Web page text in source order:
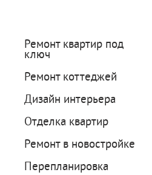
Вперед
Ремонт квартир под
ключ
Ремонт коттеджей
Дизайн интерьера
Отделка квартир
Ремонт в новостройке
Перепланировка